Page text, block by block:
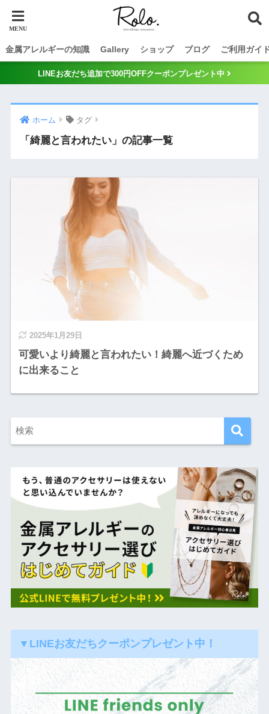
金属アレルギーの知識 Gallery ショップ ブログ ご利用ガイ
LINEお友だち追加で300円OFFクーポンプレゼント中
ホーム タグ
「綺麗と言われたい」の記事一覧
2025年1月29日
可愛いより綺麗と言われたい！綺麗へ近づくため
に出来ること
▼LINEお友だちクーポンプレゼント中！